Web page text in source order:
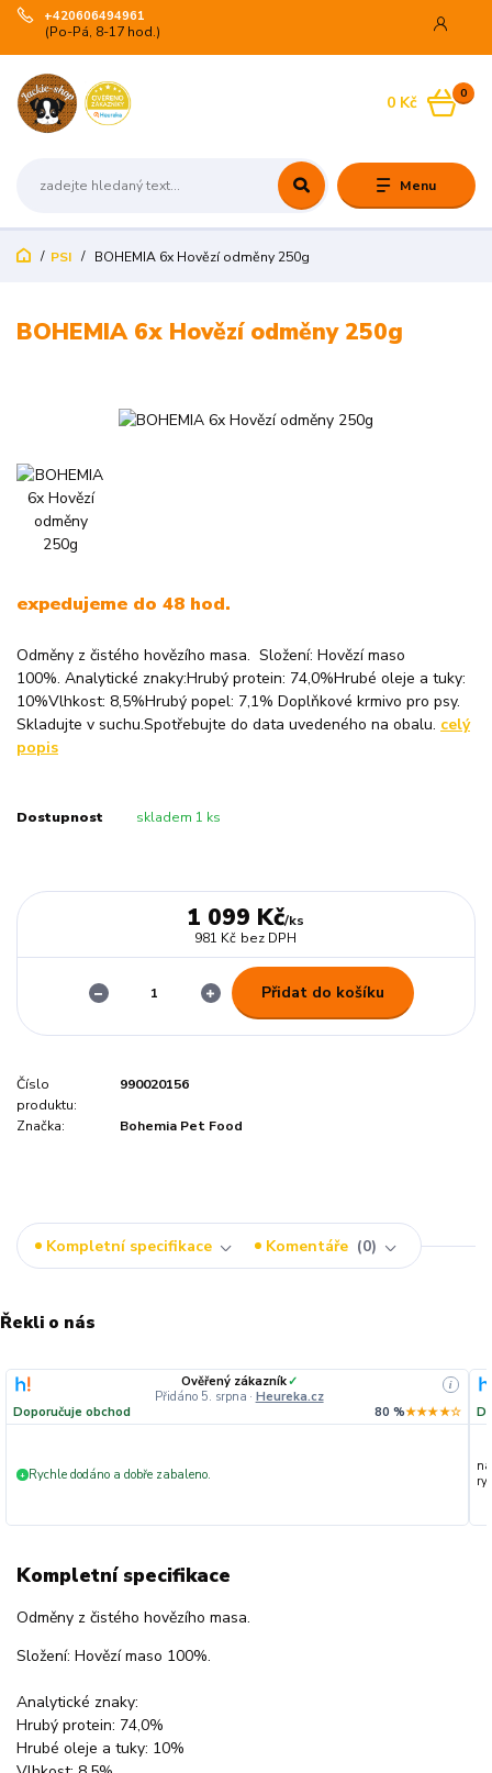
Menu
+420606494961
(Po-Pá, 8-17 hod.)
0
0 Kč
PSI BOHEMIA 6x Hovězí odměny 250g
BOHEMIA 6x Hovězí odměny 250g
expedujeme do 48 hod.
Odměny z čistého hovězího masa. Složení: Hovězí maso
100%. Analytické znaky:Hrubý protein: 74,0%Hrubé oleje a tuky:
10%Vlhkost: 8,5%Hrubý popel: 7,1% Doplňkové krmivo pro psy.
Skladujte v suchu.Spotřebujte do data uvedeného na obalu. celý
popis
Dostupnost skladem 1 ks
1 099 Kč/ks
981 Kč bez DPH
Přidat do košíku
Číslo
produktu:
990020156
Značka: Bohemia Pet Food
Kompletní specifikace Komentáře 0
Řekli o nás
Ověřený zákazník✓
Přidáno 5. srpna · Heureka.cz
i
Doporučuje obchod 80 %★★★★☆
+ Rychle dodáno a dobře zabaleno.
Kompletní specifikace
Odměny z čistého hovězího masa.
Složení: Hovězí maso 100%.
Analytické znaky:
Hrubý protein: 74,0%
Hrubé oleje a tuky: 10%